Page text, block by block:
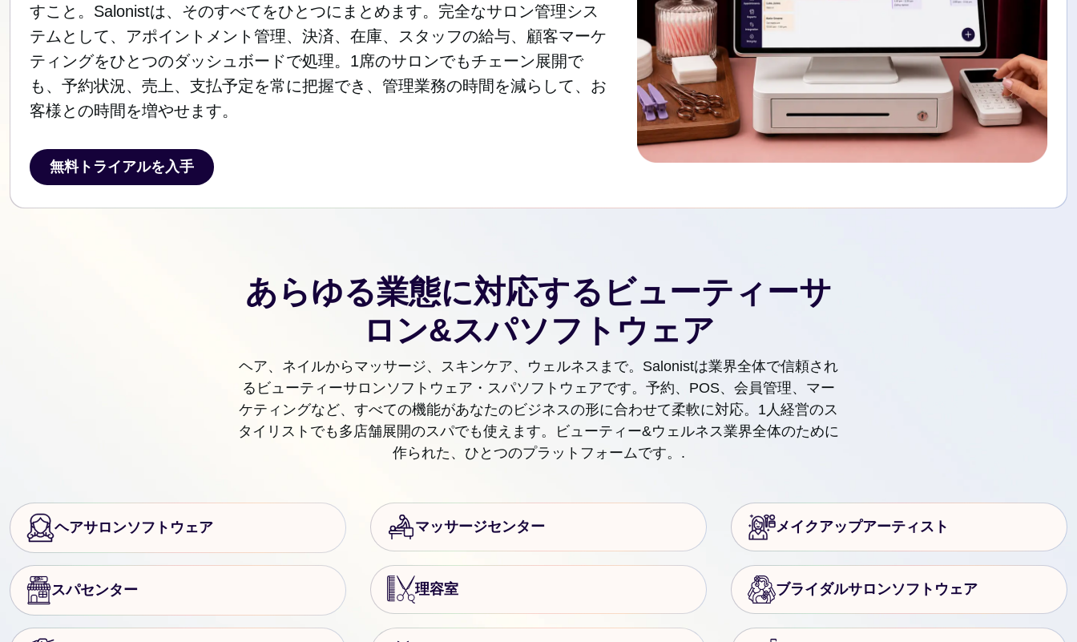
すこと。Salonistは、そのすべてをひとつにまとめます。完全なサロン管理シス
テムとして、アポイントメント管理、決済、在庫、スタッフの給与、顧客マーケ
ティングをひとつのダッシュボードで処理。1席のサロンでもチェーン展開で
も、予約状況、売上、支払予定を常に把握でき、管理業務の時間を減らして、お
客様との時間を増やせます。
無料トライアルを入手
無料トライアルを入手
あらゆる業態に対応するビューティーサ
ロン&スパソフトウェア
ヘア、ネイルからマッサージ、スキンケア、ウェルネスまで。Salonistは業界全体で信頼され
るビューティーサロンソフトウェア・スパソフトウェアです。予約、POS、会員管理、マー
ケティングなど、すべての機能があなたのビジネスの形に合わせて柔軟に対応。1人経営のス
タイリストでも多店舗展開のスパでも使えます。ビューティー&ウェルネス業界全体のために
作られた、ひとつのプラットフォームです。.
ヘアサロンソフトウェア マッサージセンター メイクアップアーティスト
スパセンター 理容室 ブライダルサロンソフトウェア